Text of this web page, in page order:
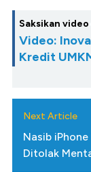
Saksikan
Video:
Kredit
Next Article
Nasib
Ditolak